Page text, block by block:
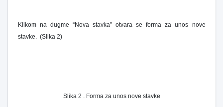
Klikom na dugme “Nova stavka” otvara se forma za unos nove
stavke. (Slika 2)
Slika 2 . Forma za unos nove stavke